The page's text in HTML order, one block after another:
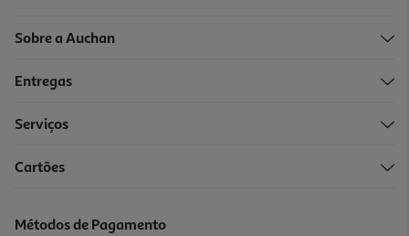
Sobre a Auchan
Entregas
Serviços
Cartões
Métodos de Pagamento